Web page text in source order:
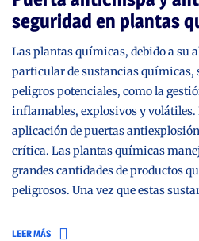
seguridad en plantas
Las plantas químicas, debido a su
particular de sustancias químicas,
peligros potenciales, como la
inflamables, explosivos y volátiles.
aplicación de puertas
crítica. Las plantas químicas
grandes cantidades de productos
peligrosos. Una vez que estas
LEER MÁS